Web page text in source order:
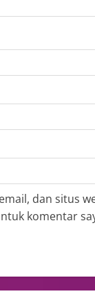
dan situs
komentar